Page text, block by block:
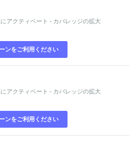
アクティベート - カバレッジの拡大
ンをご利用ください
アクティベート - カバレッジの拡大
ンをご利用ください